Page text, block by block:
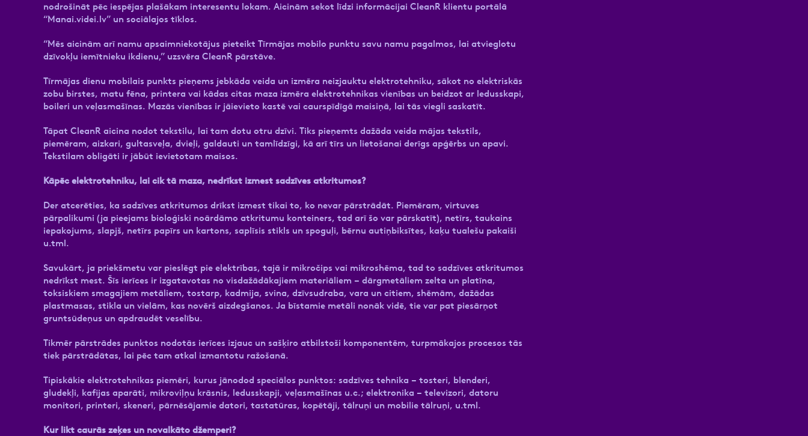
nodrošināt pēc iespējas plašākam interesentu lokam. Aicinām sekot līdzi informācijai CleanR klientu portālā
“Manai.videi.lv” un sociālajos tīklos.
“Mēs aicinām arī namu apsaimniekotājus pieteikt Tīrmājas mobilo punktu savu namu pagalmos, lai atvieglotu
dzīvokļu iemītnieku ikdienu,” uzsvēra CleanR pārstāve.
Tīrmājas dienu mobilais punkts pieņems jebkāda veida un izmēra neizjauktu elektrotehniku, sākot no elektriskās
zobu birstes, matu fēna, printera vai kādas citas maza izmēra elektrotehnikas vienības un beidzot ar ledusskapi,
boileri un veļasmašīnas. Mazās vienības ir jāievieto kastē vai caurspīdīgā maisiņā, lai tās viegli saskatīt.
Tāpat CleanR aicina nodot tekstilu, lai tam dotu otru dzīvi. Tiks pieņemts dažāda veida mājas tekstils,
piemēram, aizkari, gultasveļa, dvieļi, galdauti un tamlīdzīgi, kā arī tīrs un lietošanai derīgs apģērbs un apavi.
Tekstilam obligāti ir jābūt ievietotam maisos.
Kāpēc elektrotehniku, lai cik tā maza, nedrīkst izmest sadzīves atkritumos?
Der atcerēties, ka sadzīves atkritumos drīkst izmest tikai to, ko nevar pārstrādāt. Piemēram, virtuves
pārpalikumi (ja pieejams bioloģiski noārdāmo atkritumu konteiners, tad arī šo var pārskatīt), netīrs, taukains
iepakojums, slapjš, netīrs papīrs un kartons, saplīsis stikls un spoguļi, bērnu autiņbiksītes, kaķu tualešu pakaiši
u.tml.
Savukārt, ja priekšmetu var pieslēgt pie elektrības, tajā ir mikročips vai mikroshēma, tad to sadzīves atkritumos
nedrīkst mest. Šīs ierīces ir izgatavotas no visdažādākajiem materiāliem – dārgmetāliem zelta un platīna,
toksiskiem smagajiem metāliem, tostarp, kadmija, svina, dzīvsudraba, vara un citiem, shēmām, dažādas
plastmasas, stikla un vielām, kas novērš aizdegšanos. Ja bīstamie metāli nonāk vidē, tie var pat piesārņot
gruntsūdeņus un apdraudēt veselību.
Tikmēr pārstrādes punktos nodotās ierīces izjauc un sašķiro atbilstoši komponentēm, turpmākajos procesos tās
tiek pārstrādātas, lai pēc tam atkal izmantotu ražošanā.
Tipiskākie elektrotehnikas piemēri, kurus jānodod speciālos punktos: sadzīves tehnika – tosteri, blenderi,
gludekļi, kafijas aparāti, mikroviļņu krāsnis, ledusskapji, veļasmašīnas u.c.; elektronika – televizori, datoru
monitori, printeri, skeneri, pārnēsājamie datori, tastatūras, kopētāji, tālruņi un mobilie tālruņi, u.tml.
Kur likt caurās zeķes un novalkāto džemperi?